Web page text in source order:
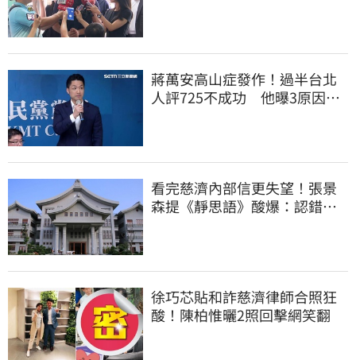
蔣萬安高山症發作！過半台北
人評725不成功 他曝3原因：
看完慈濟內部信更失望！張景
森提《靜思語》酸爆：認錯有
徐巧芯貼和詐慈濟律師合照狂
酸！陳柏惟曬2照回擊網笑翻